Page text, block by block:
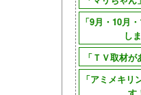
「9月・10月
し
「ＴＶ取材が
「アミメキ